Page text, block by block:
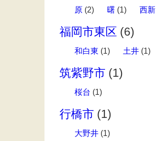
原 (2) 曙 (1) 西新
福岡市東区 (6)
和白東 (1) 土井 (1)
筑紫野市 (1)
桜台 (1)
行橋市 (1)
大野井 (1)